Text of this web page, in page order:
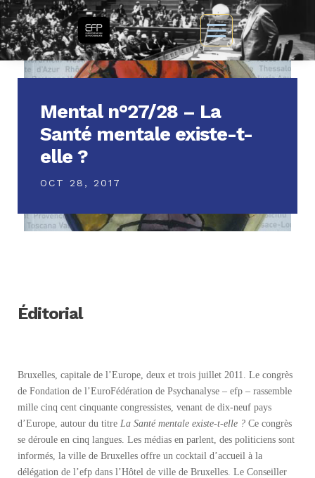
Mental n°27/28 – La
Santé mentale existe-t-
elle ?
OCT 28, 2017
Éditorial
Bruxelles, capitale de l’Europe, deux et trois juillet 2011. Le congrès
de Fondation de l’EuroFédération de Psychanalyse – efp – rassemble
mille cinq cent cinquante congressistes, venant de dix-neuf pays
d’Europe, autour du titre La Santé mentale existe-t-elle ? Ce congrès
se déroule en cinq langues. Les médias en parlent, des politiciens sont
informés, la ville de Bruxelles offre un cocktail d’accueil à la
délégation de l’efp dans l’Hôtel de ville de Bruxelles. Le Conseiller